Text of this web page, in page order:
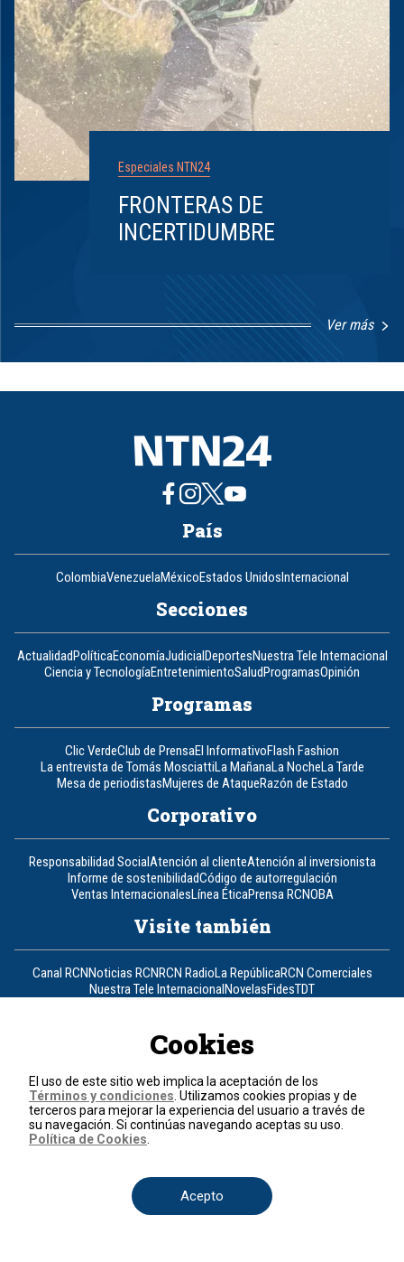
Especiales NTN24
FRONTERAS DE
INCERTIDUMBRE
Ver más
1
8
País
ColombiaVenezuelaMéxicoEstados UnidosInternacional
Secciones
ActualidadPolíticaEconomíaJudicialDeportesNuestra Tele Internacional
Ciencia y TecnologíaEntretenimientoSaludProgramasOpinión
Programas
Clic VerdeClub de PrensaEl InformativoFlash Fashion
La entrevista de Tomás MosciattiLa MañanaLa NocheLa Tarde
Mesa de periodistasMujeres de AtaqueRazón de Estado
Corporativo
Responsabilidad SocialAtención al clienteAtención al inversionista
Informe de sostenibilidadCódigo de autorregulación
Ventas InternacionalesLínea ÉticaPrensa RCNOBA
Visite también
Canal RCNNoticias RCNRCN RadioLa RepúblicaRCN Comerciales
Nuestra Tele InternacionalNovelasFidesTDT
Contáctenos
Teléfono+57 (601) 426 92 92
Política de datos personales
© 2026, RCN Medios.
Todos los derechos reservados.
Cookies
El uso de este sitio web implica la aceptación de los
Términos y condiciones . Utilizamos cookies propias y de
terceros para mejorar la experiencia del usuario a través de
su navegación. Si continúas navegando aceptas su uso.
Política de Cookies
Acepto